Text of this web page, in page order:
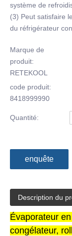
système de
(3) Peut satisfaire
du réfrigérateur
Marque de
produit:
RETEKOOL
code produit:
8418999990
Quantité:
enquête
Description du
Évaporateur
congélateur,